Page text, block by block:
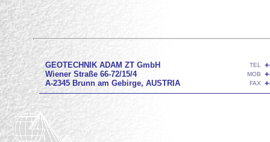
GEOTECHNIK ADAM ZT GmbH
Wiener Straße 66-72/15/4
A-2345 Brunn am Gebirge, AUSTRIA
TEL
MOB
FAX